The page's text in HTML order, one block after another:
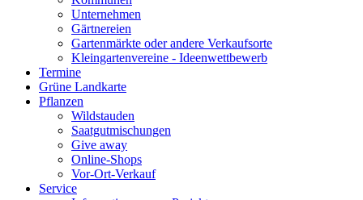
Unternehmen
Gärtnereien
Gartenmärkte oder andere Verkaufsorte
Kleingartenvereine - Ideenwettbewerb
Termine
Grüne Landkarte
Pflanzen
Wildstauden
Saatgutmischungen
Give away
Online-Shops
Vor-Ort-Verkauf
Service